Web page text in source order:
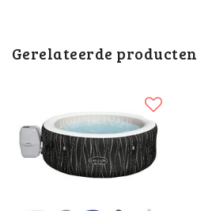
Gerelateerde producten